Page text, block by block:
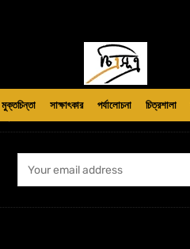
মুক্তচিন্তা সাক্ষাৎকার পর্যালোচনা চিত্রশালা